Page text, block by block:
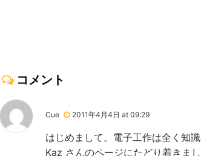
コメント
Cue 2011年4月4日 at 09:29
はじめまして。電子工作は全く知
Kaz さんのページにたどり着きまし